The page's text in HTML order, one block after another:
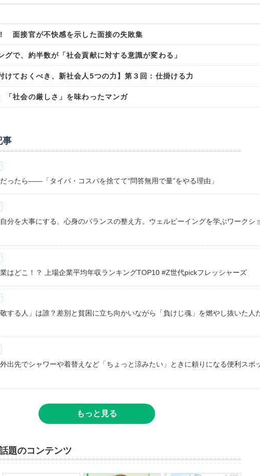
面接官が不快感を示した面接の失敗集
グで、約半数が「社会貢献に対する意識が変わる」
けておくべき、新社会人5つの力】第３回：仕掛ける力
「社会の厳しさ」を味わったマンガ
事
ったら――「タイパ・コスパを捨てて“問答無用で量”をやる理由」
分を大事にする、心身のバランスの整え方。ウェルビーイングを学ぶワークシ
はどこ！？ 上場企業平均年収ランキングTOP10 #Z世代pickフレッシャーズ
する人」は誰？差別と貧困に立ち向かいながら「負けじ魂」を燃やし抜いた人
出先でシャワーや着替えなど「ちょっと涼みたい」ときに頼りになる便利スポ
もっと見る
題のコンテンツ